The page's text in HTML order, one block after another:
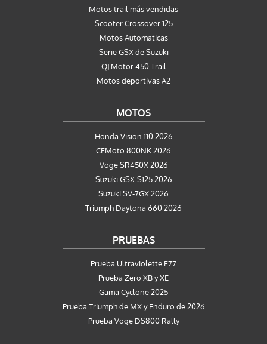
Motos trail más vendidas
Scooter Crossover 125
Motos Automaticas
Serie GSX de Suzuki
QJ Motor 450 Trail
Motos deportivas A2
MOTOS
Honda Vision 110 2026
CFMoto 800NK 2026
Voge SR450X 2026
Suzuki GSX-S125 2026
Suzuki SV-7GX 2026
Triumph Daytona 660 2026
PRUEBAS
Prueba Ultraviolette F77
Prueba Zero XB y XE
Gama Cyclone 2025
Prueba Triumph de MX y Enduro de 2026
Prueba Voge DS800 Rally